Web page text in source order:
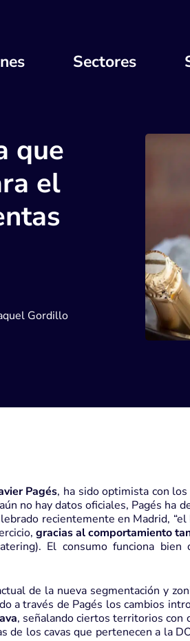
Sectores
que
el
Gordillo
Pagés, ha sido optimista con
no hay datos oficiales, Pagés ha
recientemente en Madrid, “el
gracias al comportamiento
El consumo funciona bien
de la nueva segmentación y
a través de Pagés los cambios
, señalando ciertos territorios con
de los cavas que pertenecen a la